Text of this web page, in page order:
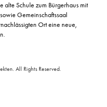
alte Schule zum Bürgerhaus mit
Gemeinschaftssaal
Ort eine neue,
All Rights Reserved.